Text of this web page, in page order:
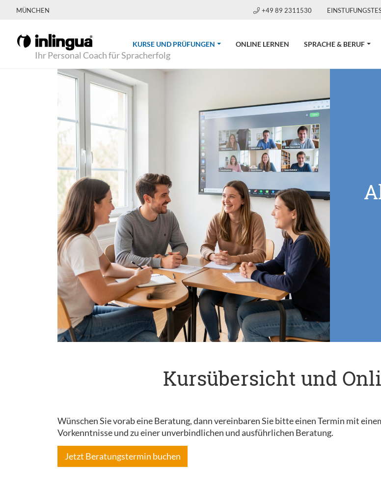
MÜNCHEN +49 89 2311530
Ihr Personal Coach für Spracherfolg
KURSE UND PRÜFUNGEN (CURRENT)ONLINE LERNEN SPRACHE & BERUF
Kursübersicht und
Wünschen Sie vorab eine Beratung, dann vereinbaren Sie bitte einen Termin mit
Vorkenntnisse und zu einer unverbindlichen und ausführlichen Beratung.
Jetzt Beratungstermin buchen